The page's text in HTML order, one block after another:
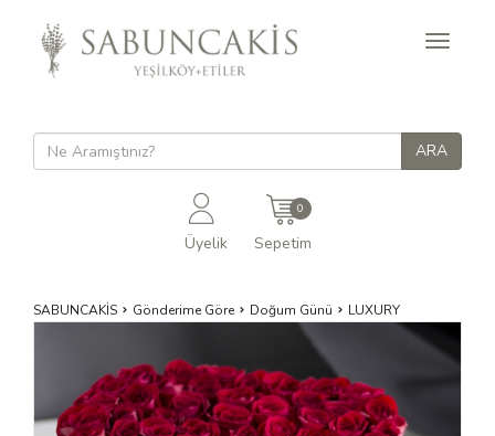
Toggle
Üyelik
0
Sepetim
SABUNCAKİS Gönderime Göre Doğum Günü LUXURY